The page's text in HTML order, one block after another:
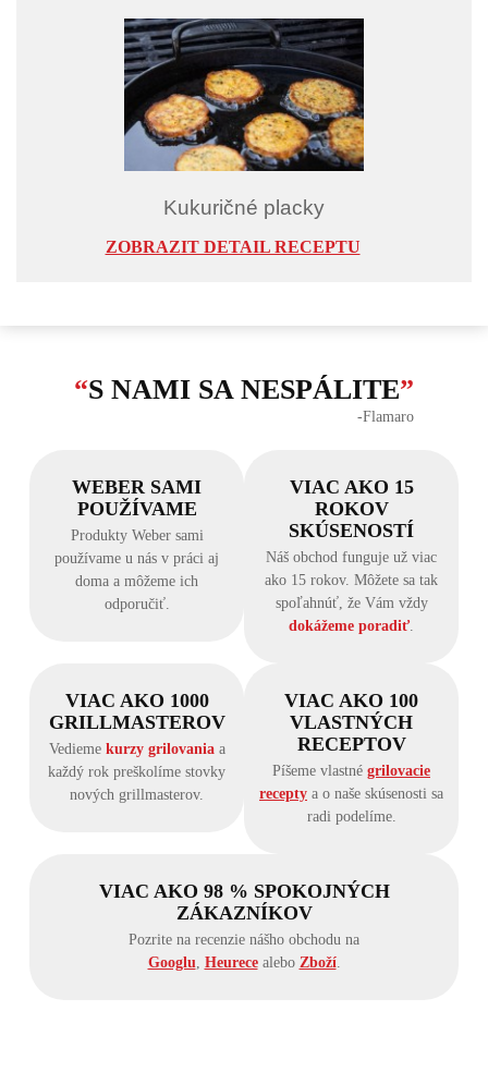
Kukuričné placky
ZOBRAZIT DETAIL RECEPTU
“S NAMI SA NESPÁLITE”
‐Flamaro
WEBER SAMI
POUŽÍVAME
Produkty Weber sami
používame u nás v práci aj
doma a môžeme ich
odporučiť.
VIAC AKO 15
ROKOV
SKÚSENOSTÍ
Náš obchod funguje už viac
ako 15 rokov. Môžete sa tak
spoľahnúť, že Vám vždy
dokážeme poradiť.
VIAC AKO 1000
GRILLMASTEROV
Vedieme kurzy grilovaniaa
každý rok preškolíme stovky
nových grillmasterov.
VIAC AKO 100
VLASTNÝCH
RECEPTOV
Píšeme vlastné grilovacie
recepty a o naše skúsenosti sa
radi podelíme.
VIAC AKO 98 % SPOKOJNÝCH
ZÁKAZNÍKOV
Pozrite na recenzie nášho obchodu na
Googlu, Heurecealebo Zboží.